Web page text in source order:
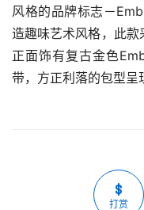
风格的品牌标志－
造趣味艺术风格，此款
正面饰有复古金色
带，方正利落的包型呈
打赏